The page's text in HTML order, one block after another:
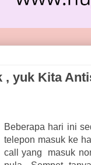
, yuk Kita
Beberapa hari ini
telepon masuk ke
call yang masuk